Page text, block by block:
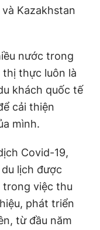
Kazakhstan
nước trong
thực luôn là
khách quốc tế
cải thiện
mình.
Covid-19,
lịch được
việc thu
phát triển
từ đầu năm